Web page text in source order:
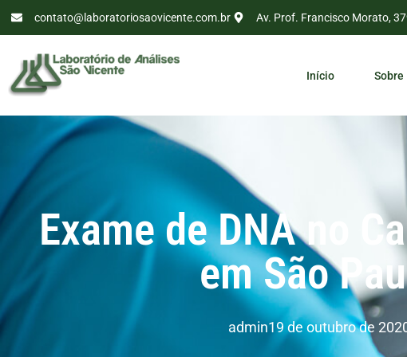
contato@laboratoriosaovicente.com.br Av. Prof. Francisco Morato,
Início Sobre
Exame de DNA no
em São
admin19 de outubro de